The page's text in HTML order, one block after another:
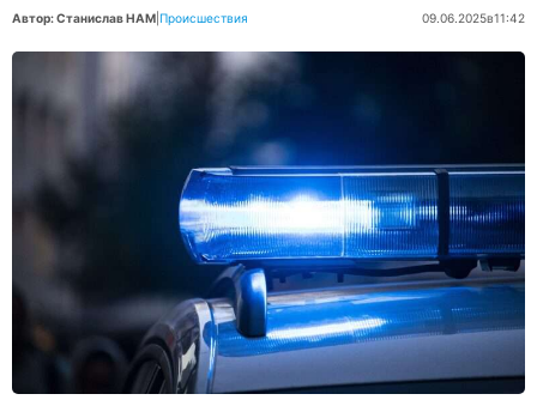
Автор: Станислав НАМ Происшествия 09.06.2025в11:42